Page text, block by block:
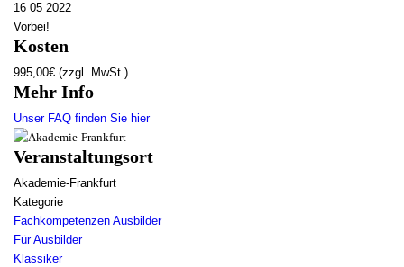
16 05 2022
Vorbei!
Kosten
995,00€ (zzgl. MwSt.)
Mehr Info
Unser FAQ finden Sie hier
Veranstaltungsort
Akademie-Frankfurt
Kategorie
Fachkompetenzen Ausbilder
Für Ausbilder
Klassiker